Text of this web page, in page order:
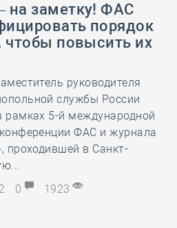
на заметку! ФАС
порядок
чтобы повысить их
руководителя
службы России
рамках 5-й международной
ФАС и журнала
проходившей в Санкт-
0 1923